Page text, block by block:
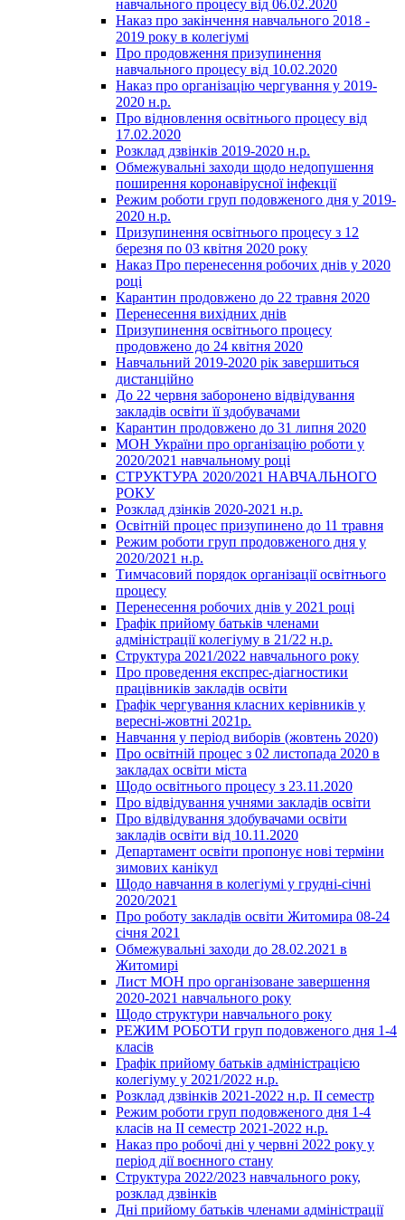
навчального процесу від 06.02.2020
Наказ про закінчення навчального 2018 -
2019 року в колегіумі
Про продовження призупинення
навчального процесу від 10.02.2020
Наказ про організацію чергування у 2019-
2020 н.р.
Про відновлення освітнього процесу від
17.02.2020
Розклад дзвінків 2019-2020 н.р.
Обмежувальні заходи щодо недопушення
поширення коронавірусної інфекції
Режим роботи груп подовженого дня у 2019-
2020 н.р.
Призупинення освітнього процесу з 12
березня по 03 квітня 2020 року
Наказ Про перенесення робочих днів у 2020
році
Карантин продовжено до 22 травня 2020
Перенесення вихідних днів
Призупинення освітнього процесу
продовжено до 24 квітня 2020
Навчальний 2019-2020 рік завершиться
дистанційно
До 22 червня заборонено відвідування
закладів освіти її здобувачами
Карантин продовжено до 31 липня 2020
МОН України про організацію роботи у
2020/2021 навчальному році
СТРУКТУРА 2020/2021 НАВЧАЛЬНОГО
РОКУ
Розклад дзінків 2020-2021 н.р.
Освітній процес призупинено до 11 травня
Режим роботи груп продовженого дня у
2020/2021 н.р.
Тимчасовий порядок організації освітнього
процесу
Перенесення робочих днів у 2021 році
Графік прийому батьків членами
адміністрації колегіуму в 21/22 н.р.
Структура 2021/2022 навчального року
Про проведення експрес-діагностики
працівників закладів освіти
Графік чергування класних керівників у
вересні-жовтні 2021р.
Навчання у період виборів (жовтень 2020)
Про освітній процес з 02 листопада 2020 в
закладах освіти міста
Щодо освітнього процесу з 23.11.2020
Про відвідування учнями закладів освіти
Про відвідування здобувачами освіти
закладів освіти від 10.11.2020
Департамент освіти пропонує нові терміни
зимових канікул
Щодо навчання в колегіумі у грудні-січні
2020/2021
Про роботу закладів освіти Житомира 08-24
січня 2021
Обмежувальні заходи до 28.02.2021 в
Житомирі
Лист МОН про організоване завершення
2020-2021 навчального року
Щодо структури навчального року
РЕЖИМ РОБОТИ груп подовженого дня 1-4
класів
Графік прийому батьків адміністрацією
колегіуму у 2021/2022 н.р.
Розклад дзвінків 2021-2022 н.р. ІІ семестр
Режим роботи груп подовженого дня 1-4
класів на ІІ семестр 2021-2022 н.р.
Наказ про робочі дні у червні 2022 року у
період дії воєнного стану
Структура 2022/2023 навчального року,
розклад дзвінків
Дні прийому батьків членами адміністрації